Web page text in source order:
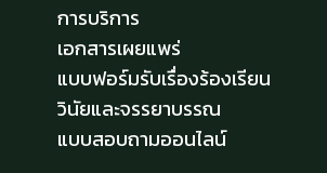
การบริการ
เอกสารเผยแพร่
แบบฟอร์มรับเรื่องร้องเรียน
วินัยและจรรยาบรรณ
แบบสอบถามออนไลน์